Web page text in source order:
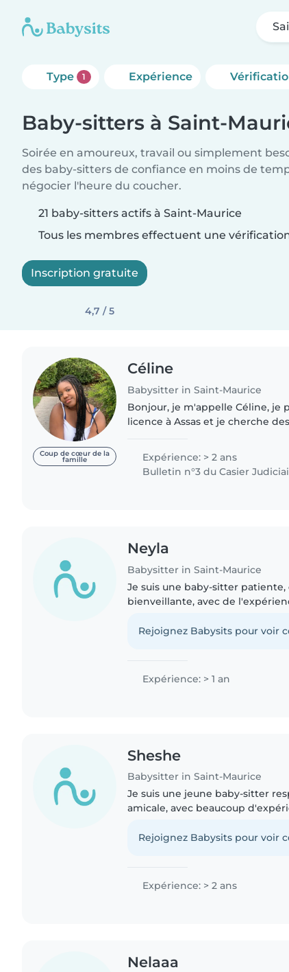
Type 1 Expérience
Baby-sitters à Saint-
Soirée en amoureux, travail ou simplement
des baby-sitters de confiance en moins de
négocier l'heure du coucher.
21 baby-sitters actifs à Saint-Maurice
Tous les membres effectuent une
Inscription gratuite
4,7 / 5
Coup de cœur de la
famille
Céline
Babysitter in Saint-Maurice
Bonjour, je m'appelle Céline, je
licence à Assas et je cherche
Maurice. J'ai..
Expérience: > 2 ans
Bulletin n°3 du Casier
Neyla
Babysitter in Saint-Maurice
Je suis une baby-sitter
bienveillante, avec de
proposer des activités..
Rejoignez Babysits pour voir
Expérience: > 1 an
Sheshe
Babysitter in Saint-Maurice
Je suis une jeune baby-sitter
amicale, avec beaucoup
en bas âge et..
Rejoignez Babysits pour voir
Expérience: > 2 ans
Nelaaa